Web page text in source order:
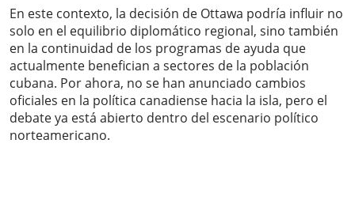
En este contexto, la decisión de Ottawa podría influir no
solo en el equilibrio diplomático regional, sino también
en la continuidad de los programas de ayuda que
actualmente benefician a sectores de la población
cubana. Por ahora, no se han anunciado cambios
oficiales en la política canadiense hacia la isla, pero el
debate ya está abierto dentro del escenario político
norteamericano.